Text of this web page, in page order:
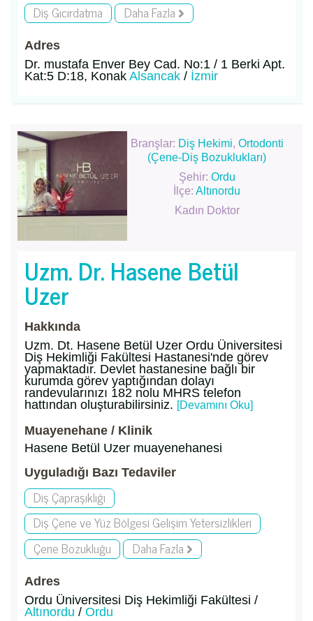
Diş Gıcırdatma
Daha Fazla
Adres
Dr. mustafa Enver Bey Cad. No:1 / 1 Berki Apt.
Kat:5 D:18, Konak Alsancak / İzmir
Branşlar: Diş Hekimi, Ortodonti
(Çene-Diş Bozuklukları)
Şehir: Ordu
İlçe:Altınordu
Kadın Doktor
Uzm. Dr. Hasene Betül
Uzer
Hakkında
Uzm. Dt. Hasene Betül Uzer Ordu Üniversitesi
Diş Hekimliği Fakültesi Hastanesi'nde görev
yapmaktadır. Devlet hastanesine bağlı bir
kurumda görev yaptığından dolayı
randevularınızı 182 nolu MHRS telefon
hattından oluşturabilirsiniz. [Devamını Oku]
Muayenehane / Klinik
Hasene Betül Uzer muayenehanesi
Uyguladığı Bazı Tedaviler
Diş Çapraşıklığı
Diş Çene ve Yüz Bölgesi Gelişim Yetersizlikleri
Çene Bozukluğu
Daha Fazla
Adres
Ordu Üniversitesi Diş Hekimliği Fakültesi /
Altınordu / Ordu